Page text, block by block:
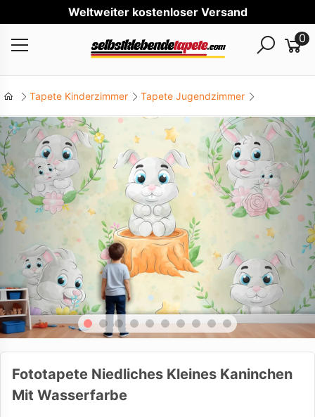
Welt
0
Tapete Kinderzimmer Tapete Jugendzimmer
Fototapete Niedliches Kleines Kaninchen
Mit Wasserfarbe